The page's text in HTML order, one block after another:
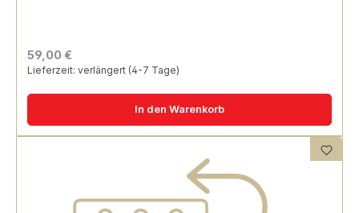
59,00 €
Lieferzeit: verlängert (4-7 Tage)
In den Warenkorb